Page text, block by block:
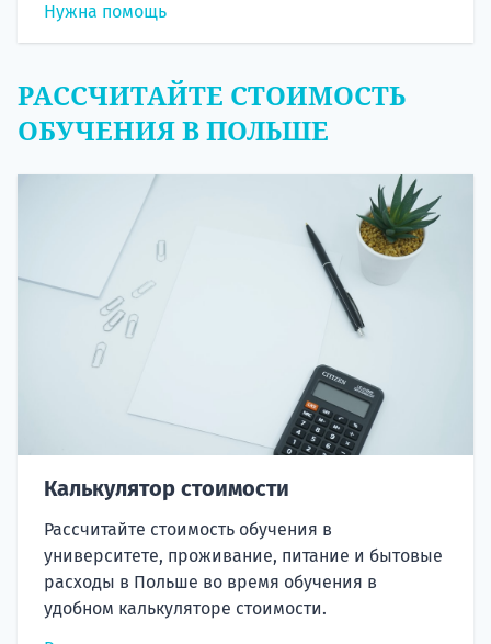
Нужна помощь
РАССЧИТАЙТЕ СТОИМОСТЬ
ОБУЧЕНИЯ В ПОЛЬШЕ
Калькулятор стоимости
Рассчитайте стоимость обучения в
университете, проживание, питание и бытовые
расходы в Польше во время обучения в
удобном калькуляторе стоимости.